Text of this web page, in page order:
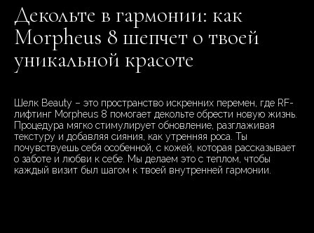
Декольте в гармонии: как
Morpheus 8 шепчет о твоей
уникальной красоте
Шелк Beauty – это пространство искренних перемен, где RF-
лифтинг Morpheus 8 помогает декольте обрести новую жизнь.
Процедура мягко стимулирует обновление, разглаживая
текстуру и добавляя сияния, как утренняя роса. Ты
почувствуешь себя особенной, с кожей, которая рассказывает
о заботе и любви к себе. Мы делаем это с теплом, чтобы
каждый визит был шагом к твоей внутренней гармонии.